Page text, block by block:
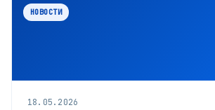
НОВОСТИ
18.05.2026